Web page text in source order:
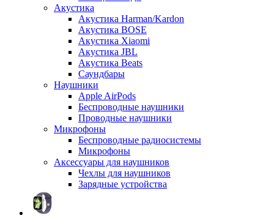
Акустика
Акустика Harman/Kardon
Акустика BOSE
Акустика Xiaomi
Акустика JBL
Акустика Beats
Саундбары
Наушники
Apple AirPods
Беспроводные наушники
Проводные наушники
Микрофоны
Беспроводные радиосистемы
Микрофоны
Аксессуары для наушников
Чехлы для наушников
Зарядные устройства